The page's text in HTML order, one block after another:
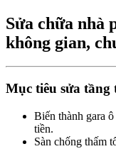
Sửa chữa nhà
không gian,
Mục tiêu sửa tầng
Biến thành gara
tiền.
Sàn chống thấm